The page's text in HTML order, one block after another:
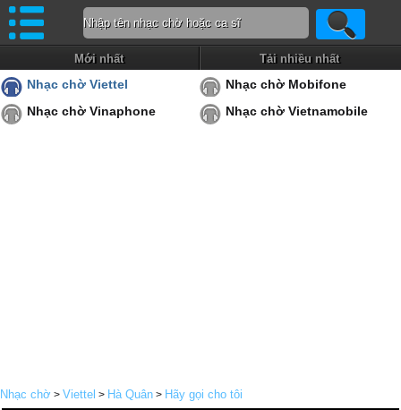
Mới nhất Tải nhiều nhất
Nhạc chờ Viettel
Nhạc chờ Mobifone
Nhạc chờ Vinaphone
Nhạc chờ Vietnamobile
Nhạc chờ > Viettel > Hà Quân > Hãy gọi cho tôi